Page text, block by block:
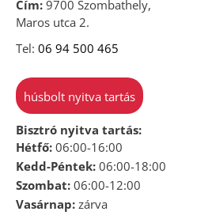
Cím: 9700 Szombathely,
Maros utca 2.
Tel: 06 94 500 465
húsbolt nyitva tartás
Bisztró nyitva tartás:
Hétfő: 06:00-16:00
Kedd-Péntek: 06:00-18:00
Szombat: 06:00-12:00
Vasárnap: zárva